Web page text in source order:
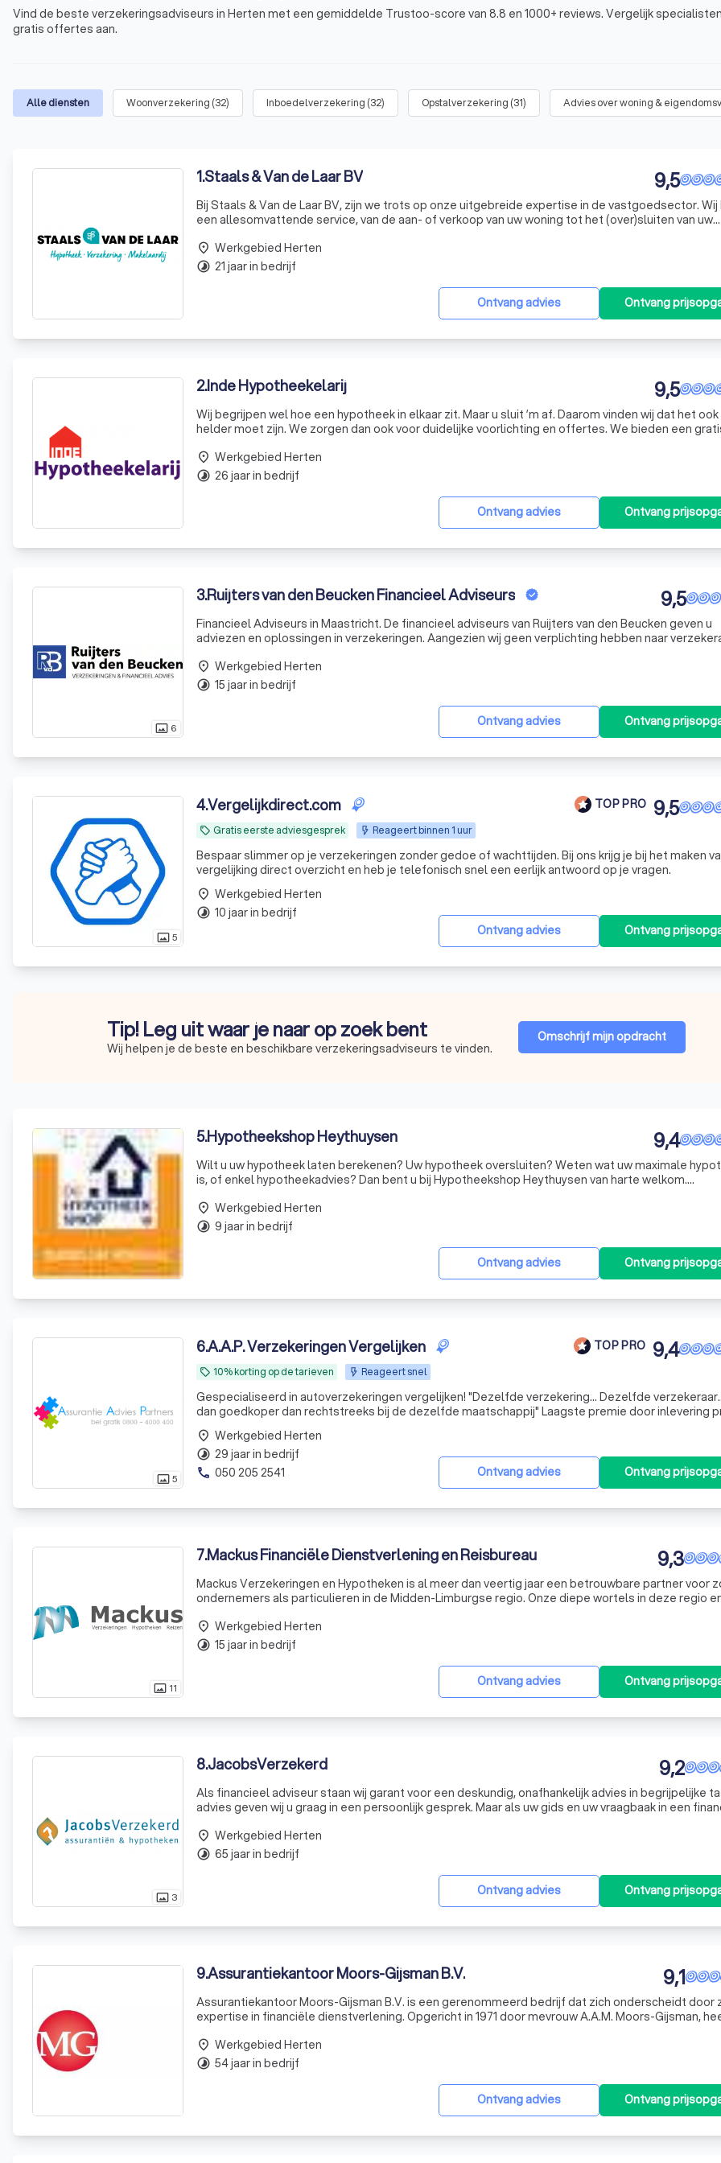
Vind de beste verzekeringsadviseurs in Herten met een gemiddelde Trustoo-score van 8.8 en 1000+ reviews. Vergelijk
gratis offertes aan.
Alle diensten Woonverzekering (32) Inboedelverzekering (32) Opstalverzekering (31) Advies over woning &
1.Staals & Van de Laar BV 9,5
Bij Staals & Van de Laar BV, zijn we trots op onze uitgebreide expertise in de vastgoedsector. Wij
een allesomvattende service, van de aan- of verkoop van uw woning tot het (over)sluiten van uw
Ontvang advies Ontvang
place Werkgebied Herten
timelapse 21 jaar in bedrijf
2.Inde Hypotheekelarij 9,5
Wij begrijpen wel hoe een hypotheek in elkaar zit. Maar u sluit ’m af. Daarom vinden wij dat het ook
helder moet zijn. We zorgen dan ook voor duidelijke voorlichting en offertes. We bieden een
Ontvang advies Ontvang
place Werkgebied Herten
timelapse 26 jaar in bedrijf
photo_size_select_actual 6
3.Ruijters van den Beucken Financieel Adviseurs 9,5
Financieel Adviseurs in Maastricht. De financieel adviseurs van Ruijters van den Beucken geven u
adviezen en oplossingen in verzekeringen. Aangezien wij geen verplichting hebben naar
Ontvang advies Ontvang
place Werkgebied Herten
timelapse 15 jaar in bedrijf
photo_size_select_actual5
4.Vergelijkdirect.com TOP PRO
local_offer Gratis eerste adviesgesprek Reageert binnen 1 uur
9,5
Bespaar slimmer op je verzekeringen zonder gedoe of wachttijden. Bij ons krijg je bij het maken
vergelijking direct overzicht en heb je telefonisch snel een eerlijk antwoord op je vragen.
Ontvang advies Ontvang
place Werkgebied Herten
timelapse 10 jaar in bedrijf
Tip! Leg uit waar je naar op zoek bent
Wij helpen je de beste en beschikbare verzekeringsadviseurs te vinden.
Omschrijf mijn opdracht
5.Hypotheekshop Heythuysen 9,4
Wilt u uw hypotheek laten berekenen? Uw hypotheek oversluiten? Weten wat uw maximale
is, of enkel hypotheekadvies? Dan bent u bij Hypotheekshop Heythuysen van harte welkom.
Wij hebben jarenla
Ontvang advies Ontvang
place Werkgebied Herten
timelapse 9 jaar in bedrijf
photo_size_select_actual5
6.A.A.P. Verzekeringen Vergelijken TOP PRO
local_offer 10% korting op de tarieven Reageert snel
9,4
Gespecialiseerd in autoverzekeringen vergelijken! "Dezelfde verzekering... Dezelfde
dan goedkoper dan rechtstreeks bij de dezelfde maatschappij" Laagste premie door inlevering provisie..
Laagste premie door collectiviteitskortingen.. Alle inzittenden zijn gratis meeverzekerd...
Ontvang advies Ontvang
place Werkgebied Herten
timelapse 29 jaar in bedrijf
phone 050 205 2541
photo_size_select_actual 11
7.Mackus Financiële Dienstverlening en Reisbureau 9,3
Mackus Verzekeringen en Hypotheken is al meer dan veertig jaar een betrouwbare partner voor
ondernemers als particulieren in de Midden-Limburgse regio. Onze diepe wortels in deze regio
Ontvang advies Ontvang
place Werkgebied Herten
timelapse 15 jaar in bedrijf
photo_size_select_actual 3
8.JacobsVerzekerd 9,2
Als financieel adviseur staan wij garant voor een deskundig, onafhankelijk advies in begrijpelijke
advies geven wij u graag in een persoonlijk gesprek. Maar als uw gids en uw vraagbaak in een
Ontvang advies Ontvang
place Werkgebied Herten
timelapse 65 jaar in bedrijf
9.Assurantiekantoor Moors-Gijsman B.V. 9,1
Assurantiekantoor Moors-Gijsman B.V. is een gerenommeerd bedrijf dat zich onderscheidt door
expertise in financiële dienstverlening. Opgericht in 1971 door mevrouw A.A.M. Moors-Gijsman,
Ontvang advies Ontvang
place Werkgebied Herten
timelapse 54 jaar in bedrijf